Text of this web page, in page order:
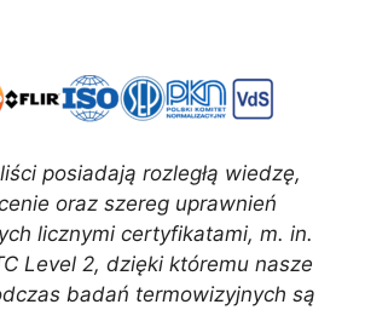
posiadają rozległą wiedzę,
oraz szereg uprawnień
licznymi certyfikatami, m. in.
Level 2, dzięki któremu nasze
badań termowizyjnych są